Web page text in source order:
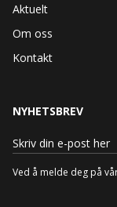
Aktuelt
Om oss
Kontakt
NYHETSBREV
Ved å melde deg på